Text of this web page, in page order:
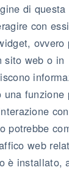
di questa
con
ovvero
sito web o in
funzione
potrebbe
web
è installato,